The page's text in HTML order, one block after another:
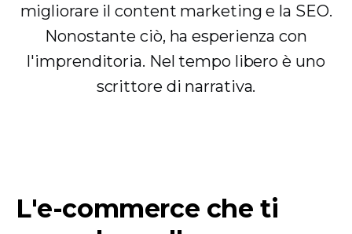
migliorare il content marketing e la SEO.
Nonostante ciò, ha esperienza con
l'imprenditoria. Nel tempo libero è uno
scrittore di narrativa.
L'e-commerce che ti